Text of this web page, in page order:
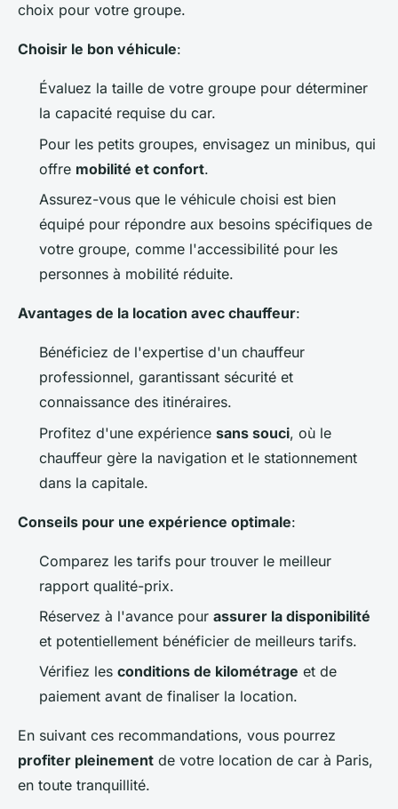
choix pour votre groupe.
Choisir le bon véhicule:
Évaluez la taille de votre groupe pour déterminer
la capacité requise du car.
Pour les petits groupes, envisagez un minibus, qui
offre mobilité et confort.
Assurez-vous que le véhicule choisi est bien
équipé pour répondre aux besoins spécifiques de
votre groupe, comme l'accessibilité pour les
personnes à mobilité réduite.
Avantages de la location avec chauffeur:
Bénéficiez de l'expertise d'un chauffeur
professionnel, garantissant sécurité et
connaissance des itinéraires.
Profitez d'une expérience sans souci, où le
chauffeur gère la navigation et le stationnement
dans la capitale.
Conseils pour une expérience optimale:
Comparez les tarifs pour trouver le meilleur
rapport qualité-prix.
Réservez à l'avance pour assurer la disponibilité
et potentiellement bénéficier de meilleurs tarifs.
Vérifiez les conditions de kilométrage et de
paiement avant de finaliser la location.
En suivant ces recommandations, vous pourrez
profiter pleinement de votre location de car à Paris,
en toute tranquillité.